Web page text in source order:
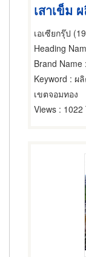
เอเซียกรุ๊ป
Heading
Brand Name
Keyword : ผ
เขตจอมทอง
Views : 1022